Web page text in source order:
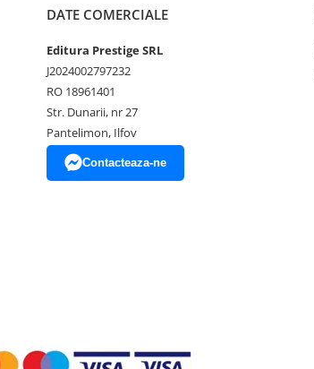
DATE COMERCIALE
Editura Prestige SRL
J2024002797232
RO 18961401
Str. Dunarii, nr 27
Pantelimon, Ilfov
Contacteaza-ne